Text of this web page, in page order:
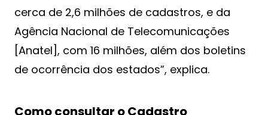
cerca de 2,6 milhões de cadastros, e da
Agência Nacional de Telecomunicações
[Anatel], com 16 milhões, além dos boletins
de ocorrência dos estados”, explica.
Como consultar o Cadastro